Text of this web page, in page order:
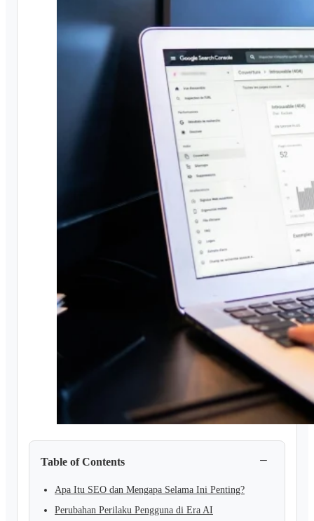
Table of Contents −
Apa Itu SEO dan Mengapa Selama Ini Penting?
Perubahan Perilaku Pengguna di Era AI